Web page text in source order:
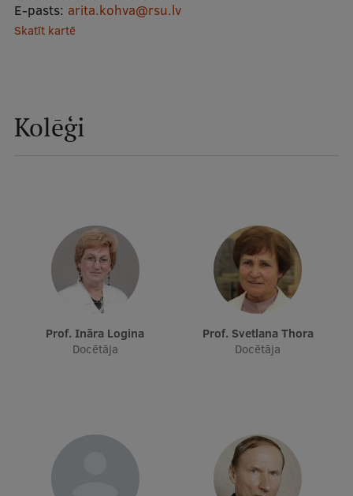
Maģistra studiju programmas
Praktiska informācija
Studentu dzīve
Studiju norises vietas
Fakultātes
Vēsture un tradīcijas
Identitāte
E-pasts: arita.kohva@rsu.lv
Skatīt kartē
Kolēģi
Prof. Ināra Logina
Docētāja
Prof. Svetlana Thora
Docētāja